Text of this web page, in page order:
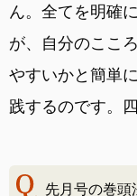
ん。全てを明確
が、自分のここ
やすいかと簡単
践するのです。
先月号の巻頭